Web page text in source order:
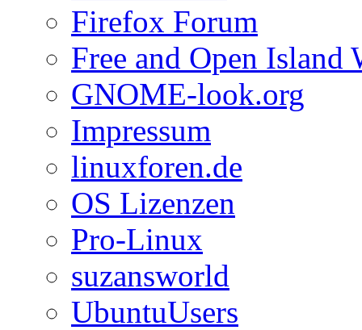
Firefox Forum
Free and Open Island
GNOME-look.org
Impressum
linuxforen.de
OS Lizenzen
Pro-Linux
suzansworld
UbuntuUsers